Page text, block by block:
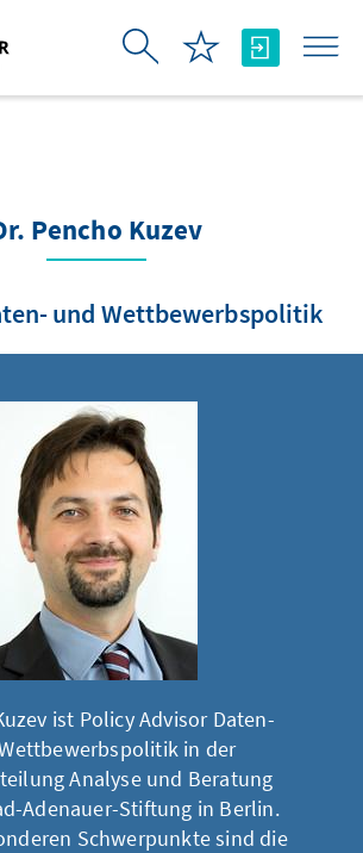
Pencho Kuzev
und Wettbewerbspolitik
ist Policy Advisor Daten-
in der
Analyse und Beratung
Adenauer-Stiftung in Berlin.
Schwerpunkte sind die